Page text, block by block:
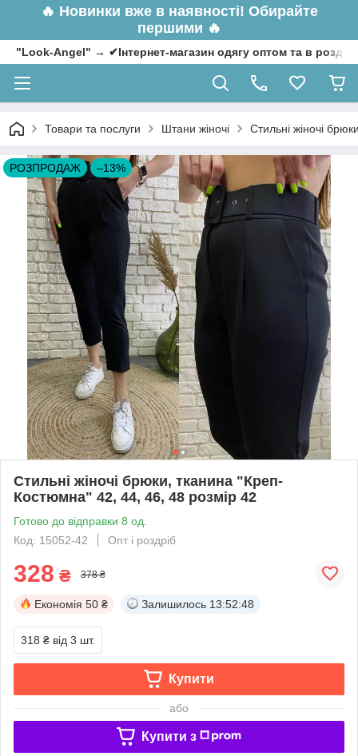
🔥 Новинки вже в наявності! Обирайте
першими 🔥
"Look-Angel" → ✔Інтернет-магазин одягу оптом та в
Товари та послуги Штани жіночі Стильні жіночі
РОЗПРОДАЖ –13%
Стильні жіночі брюки, тканина "Креп-
Костюмна" 42, 44, 46, 48 розмір 42
Готово до відправки 8 од.
Код: 15052-42
Опт і роздріб
328 ₴ 378 ₴
Економія 50 ₴ Залишилось 13:52:48
318 ₴ від 3 шт.
Купити
або
Купити з